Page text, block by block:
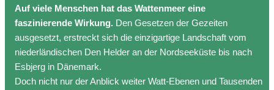
Auf viele Menschen hat das Wattenmeer eine
faszinierende Wirkung. Den Gesetzen der Gezeiten
ausgesetzt, erstreckt sich die einzigartige Landschaft vom
niederländischen Den Helder an der Nordseeküste bis nach
Esbjerg in Dänemark.
Doch nicht nur der Anblick weiter Watt-Ebenen und Tausenden